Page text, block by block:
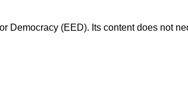
Democracy (EED). Its content does not